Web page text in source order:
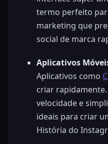
termo perfeito
marketing que
social de marca
Aplicativos
Aplicativos como
criar
velocidade e
ideais para criar
História do